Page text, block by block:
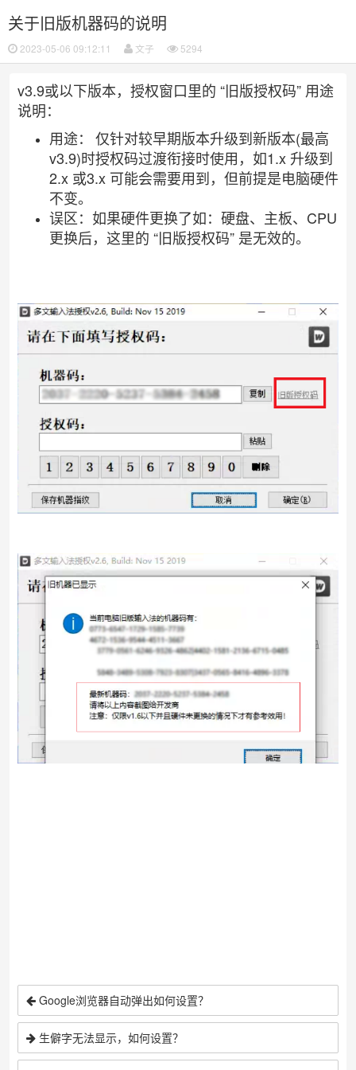
关于旧版机器码的说明
2023-05-06 09:12:11 文子 5294
v3.9或以下版本，授权窗口里的 “旧版授权码” 用途
说明：
用途：
仅针对较早期版本升级到新版本(最高
v3.9)时授权码过渡衔接时使用，如1.x 升级到
2.x 或3.x 可能会需要用到，但前提是电脑硬件
不变。
误区：如果硬件更换了如：硬盘、主板、CPU
更换后，这里的 “旧版授权码” 是无效的。
Google浏览器自动弹出如何设置？
生僻字无法显示，如何设置？